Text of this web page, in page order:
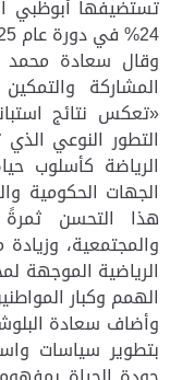
24% في دورة عام 2025.
وقال سعادة محمد
المشاركة
التطور النوعي
الرياضة كأسلوب
الجهات الحكومية
هذا التحسن ثمرةً
والمجتمعية،
الرياضية الموجهة
الهمم وكبار
وأضاف سعادة
بتطوير سياسات